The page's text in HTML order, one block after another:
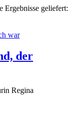
Ergebnisse geliefert:
der
Regina